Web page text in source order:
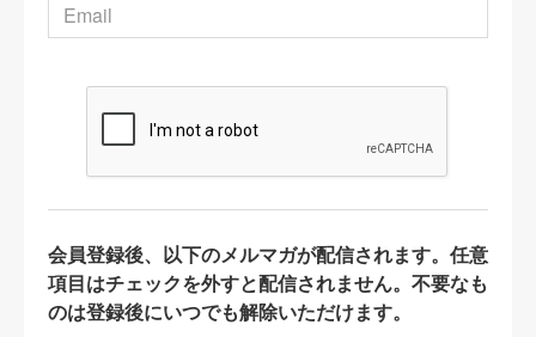
会員登録後、以下のメルマガが配信されます。任意
項目はチェックを外すと配信されません。不要なも
のは登録後にいつでも解除いただけます。